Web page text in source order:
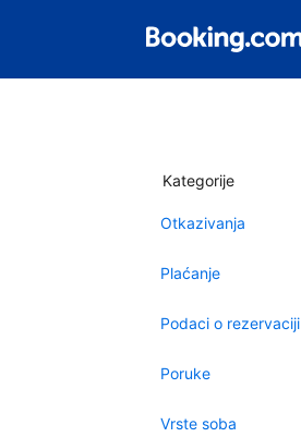
Kategorije
Otkazivanja
Plaćanje
Podaci o rezervaciji
Poruke
Vrste soba